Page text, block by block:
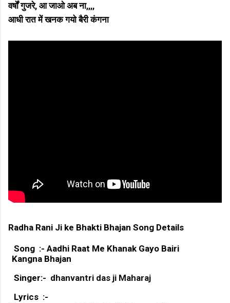
वर्षों गुजरे, आ जाओ अब ना,,,,
आधी रात में खनक गयो बैरी कंगना
Radha Rani Ji ke Bhakti Bhajan Song Details
Song :- Aadhi Raat Me Khanak Gayo Bairi
Kangna Bhajan
Singer:- dhanvantri das ji Maharaj
Lyrics :-